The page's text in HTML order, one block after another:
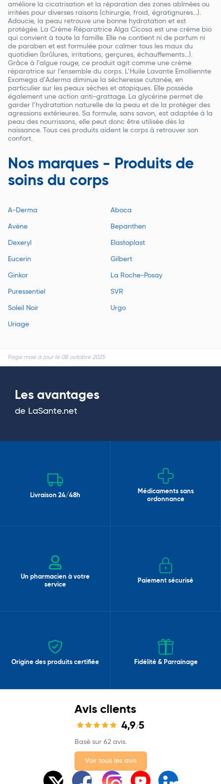
améliore la cicatrisation et la réparation des zones abîmées ou
irritées pour diverses raisons (chirurgie, froid, égratignures…).
Adoucie, la peau retrouve une bonne hydratation et est
protégée. La Crème Réparatrice Alga Cicosa est une crème bio
qui convient à toute la famille. Elle ne contient ni de parfum ni
de paraben et est formulée pour calmer tous les maux du
quotidien (brûlures, irritations, gerçures, échauffements…).
Grâce à l’algue rouge, ce produit agit comme une crème
réparatrice sur l’ensemble du corps. L’Huile Lavante Emolliennte
Exomega d’Aderma diminue la sécheresse cutanée, en
particulier sur les peaux sèches et atopiques. Elle possède
également une action anti-grattage. La glycérine permet de
garder l’hydratation naturelle de la peau et de la protéger des
agressions extérieures. Sa formule, sans savon, est adaptée à la
peau des nourrissons, elle peut donc être utilisée dès la
naissance. Tous ces produits aident le corps à retrouver son
confort.
Nos marques - Produits de
soins du corps
A-Derma Aboca
Avène Bepanthen
Dexeryl Elastoplast
Eucerin Gilbert
Ginkor La Roche-Posay
Puressentiel SVR
Soleil Noir Urgo
Uriage
Page mise à jour le 08 octobre 2025
Les avantages
de LaSante.net
Livraison 24/48h
Médicaments sans
ordonnance
Un pharmacien à votre
service
Paiement sécurisé
Origine des produits certifiée Fidélité & Parrainage
Avis clients
4,9/5
Basé sur 62 avis.
Voir tous les avis